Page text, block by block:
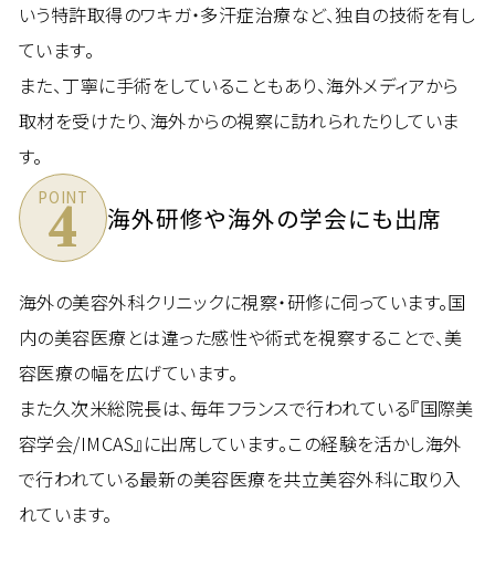
いう特許取得のワキガ・多汗症治療など、独自の技術を有し
ています。
また、丁寧に手術をしていることもあり、海外メディアから
取材を受けたり、海外からの視察に訪れられたりしていま
す。
POINT
4 海外研修や海外の学会にも出席
海外の美容外科クリニックに視察・研修に伺っています。国
内の美容医療とは違った感性や術式を視察することで、美
容医療の幅を広げています。
また久次米総院長は、毎年フランスで行われている『国際美
容学会/IMCAS』に出席しています。この経験を活かし海外
で行われている最新の美容医療を共立美容外科に取り入
れています。